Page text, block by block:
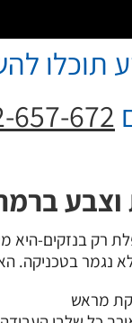
תוכלו
657-672
וצבע
רק בנזקים-היא
נגמר בטכניקה.
מראש